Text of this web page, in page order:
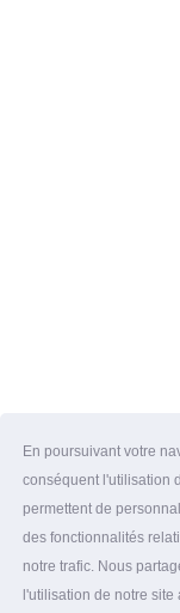
En poursuivant votre
conséquent l'utilisation
permettent de
des fonctionnalités
notre trafic. Nous
l'utilisation de notre